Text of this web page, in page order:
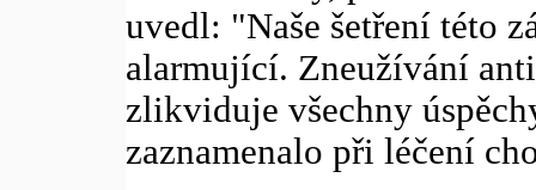
uvedl: "Naše šetření této
alarmující. Zneužívání
zlikviduje všechny
zaznamenalo při léčení